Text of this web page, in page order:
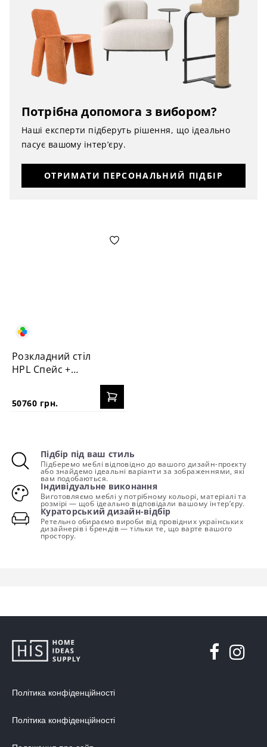
Потрібна допомога з вибором?
Наші експерти підберуть рішення, що ідеально
пасує вашому інтер’єру.
ОТРИМАТИ ПЕРСОНАЛЬНИЙ ПІДБІР
Розкладний стіл
HPL Спейс +
50760 грн.
Підбір під ваш стиль
Підберемо меблі відповідно до вашого дизайн-проєкту
або знайдемо ідеальні варіанти за зображеннями, які
вам подобаються.
Індивідуальне виконання
Виготовляємо меблі у потрібному кольорі, матеріалі та
розмірі — щоб ідеально відповідали вашому інтер’єру.
Кураторський дизайн-відбір
Ретельно обираємо вироби від провідних українських
дизайнерів і брендів — тільки те, що варте вашого
простору.
Політика конфіденційності
Політика конфіденційності